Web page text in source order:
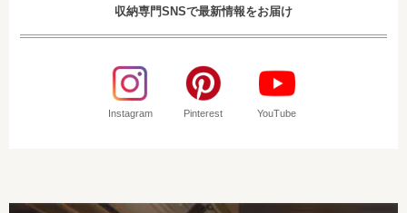
収納専門SNSで最新情報をお届け
Instagram Pinterest YouTube